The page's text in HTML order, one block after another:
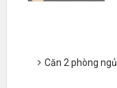
Căn 2 phòng ngủ